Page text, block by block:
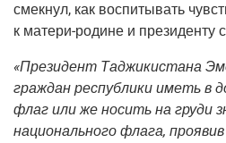
смек­нул, как вос­пи­ты­вать
к мате­ри-родине и
«Пре­зи­дент Таджи­ки­ста­на
граж­дан рес­пуб­ли­ки иметь в
флаг или же носить на гру­ди
наци­о­наль­но­го фла­га,